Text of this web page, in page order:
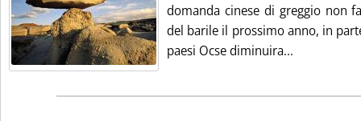
domanda cinese di greggio non
del barile il prossimo anno, in
paesi Ocse diminuira...